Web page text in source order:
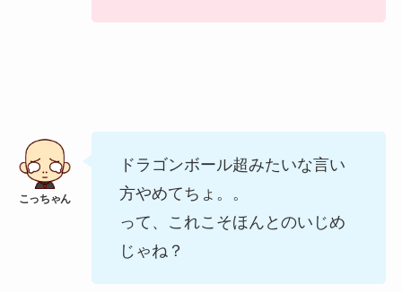
ドラゴンボール超みたいな言い
方やめてちょ。。
って、これこそほんとのいじめ
じゃね？